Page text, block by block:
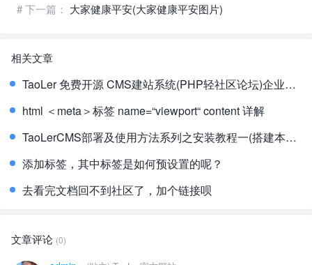
# 下一篇： 大家健康平安(大家健康平安图片)
相关文章
TaoLer 免费开源 CMS建站系统(PHP轻社区论坛)企业个人多模板多模块
html ＜meta＞标签 name=“viewport“ content 详解
TaoLerCMS部署及使用方法系列之安装教程一(搭建本地php集成环境的工具选择)
添加标签，其中标签是如何预设置的呢？
去看完文档回不到社区了，加个链接呗
文章评论 (0)